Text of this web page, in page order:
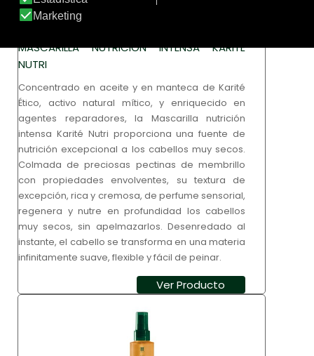
MASCARILLA NUTRICIÓN INTENSA KARITÉ
NUTRI
Concentrado en aceite y en manteca de Karité
Ético, activo natural mítico, y enriquecido en
agentes reparadores, la Mascarilla nutrición
intensa Karité Nutri proporciona una fuente de
nutrición excepcional a los cabellos muy secos.
Colmada de preciosas pectinas de membrillo
con propiedades envolventes, su textura de
excepción, rica y cremosa, de perfume sensorial,
regenera y nutre en profundidad los cabellos
muy secos, sin apelmazarlos. Desenredado al
instante, el cabello se transforma en una materia
infinitamente suave, flexible y fácil de peinar.
Ver Producto